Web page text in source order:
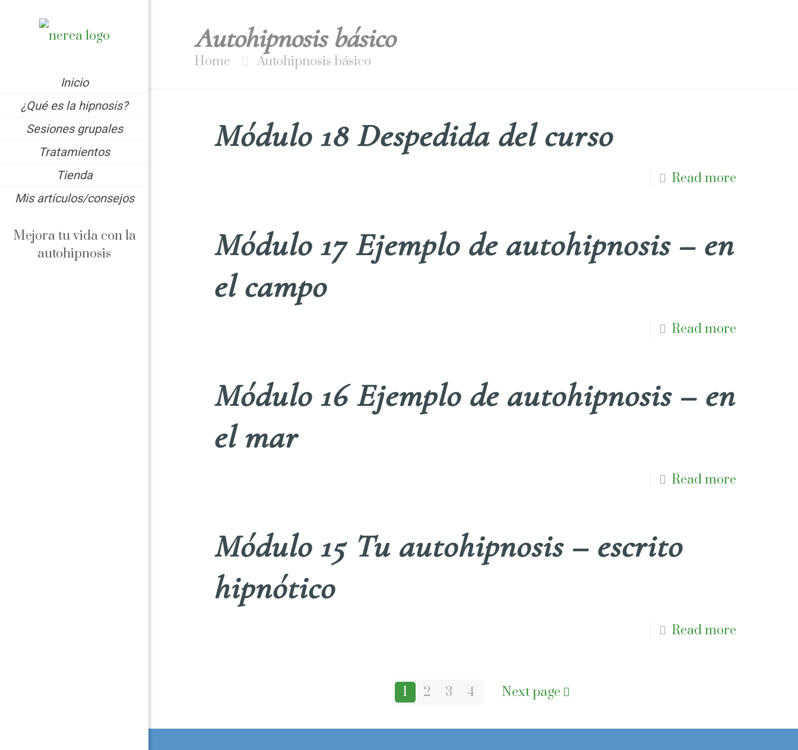
Inicio
¿Qué es la hipnosis?
Sesiones grupales
Tratamientos
Tienda
Mis artículos/consejos
Mejora tu vida con la
autohipnosis
Autohipnosis básico
Home Autohipnosis básico
Módulo 18 Despedida del curso
Read more
Módulo 17 Ejemplo de autohipnosis – en
el campo
Read more
Módulo 16 Ejemplo de autohipnosis – en
el mar
Read more
Módulo 15 Tu autohipnosis – escrito
hipnótico
Read more
1 2 3 4 Next page